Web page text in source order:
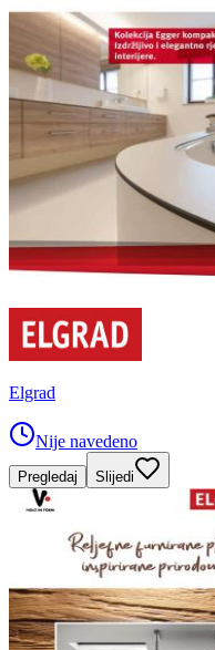
Elgrad
Nije navedeno
Pregledaj Slijedi